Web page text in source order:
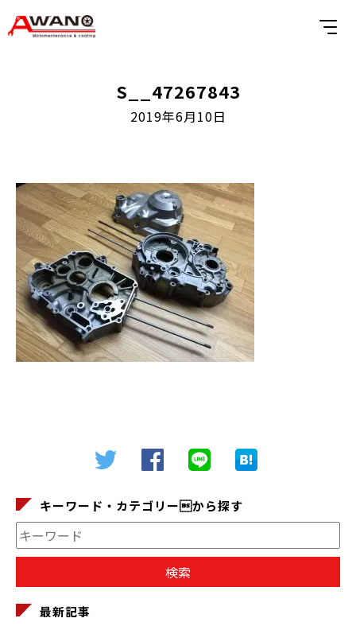
S__47267843
2019年6月10日
キーワード・カテゴリーから探す
最新記事